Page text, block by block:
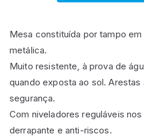
Mesa constituída por tampo
metálica.
Muito resistente, à prova de
quando exposta ao sol. Arestas
segurança.
Com niveladores reguláveis
derrapante e anti-riscos.